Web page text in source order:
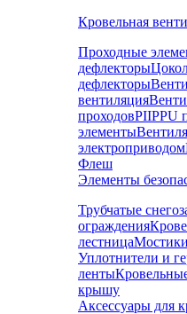
Кровельная
Проходные
дефлекторы
дефлекторы
вентиляция
проходовPIIPPU
элементы
электроприводом
Флеш
Элементы
Трубчатые
ограждения
лестница
Уплотнители и
ленты
крышу
Аксессуары для